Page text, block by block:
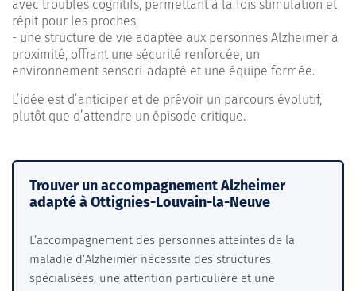
avec troubles cognitifs, permettant à la fois stimulation et
répit pour les proches,
- une structure de vie adaptée aux personnes Alzheimer à
proximité, offrant une sécurité renforcée, un
environnement sensori-adapté et une équipe formée.
L’idée est d’anticiper et de prévoir un parcours évolutif,
plutôt que d’attendre un épisode critique.
Trouver un accompagnement Alzheimer
adapté à Ottignies-Louvain-la-Neuve
L’accompagnement des personnes atteintes de la
maladie d’Alzheimer nécessite des structures
spécialisées, une attention particulière et une